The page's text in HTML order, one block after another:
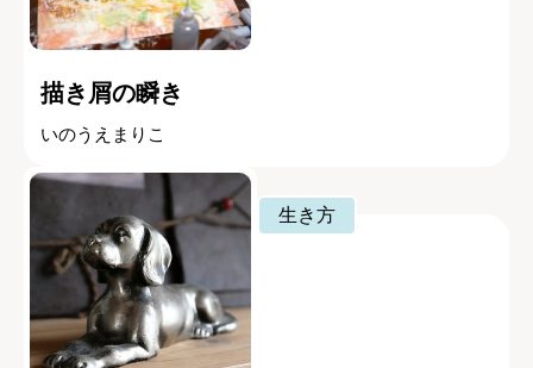
描き屑の瞬き
いのうえまりこ
生き方